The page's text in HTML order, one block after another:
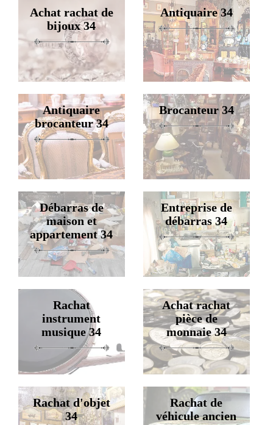
Achat rachat de
bijoux 34
Antiquaire 34
Antiquaire
brocanteur 34
Brocanteur 34
Débarras de
maison et
appartement 34
Entreprise de
débarras 34
Rachat
instrument
musique 34
Achat rachat
pièce de
monnaie 34
Rachat d'objet
34
Rachat de
véhicule ancien